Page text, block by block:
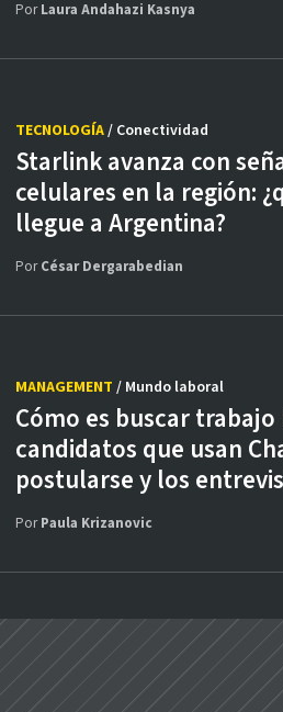
PorLaura Andahazi Kasnya
Starlink avanza con
celulares en la región:
llegue a Argentina?
TECNOLOGÍA/ Conectividad
PorCésar Dergarabedian
Cómo es buscar trabajo
candidatos que usan
postularse y los
MANAGEMENT / Mundo laboral
PorPaula Krizanovic